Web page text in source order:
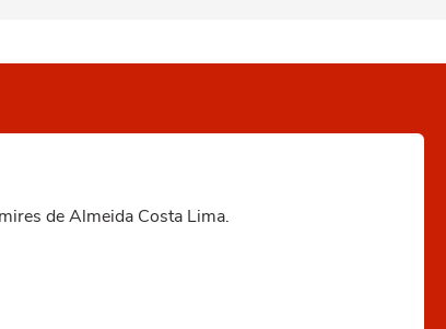
de Almeida Costa Lima.